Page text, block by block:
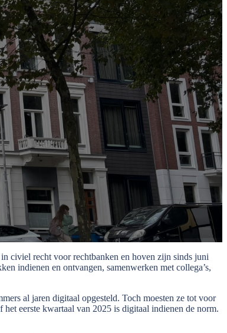
civiel recht voor rechtbanken en hoven zijn sinds juni
indienen en ontvangen, samenwerken met collega’s,
al jaren digitaal opgesteld. Toch moesten ze tot voor
eerste kwartaal van 2025 is digitaal indienen de norm.